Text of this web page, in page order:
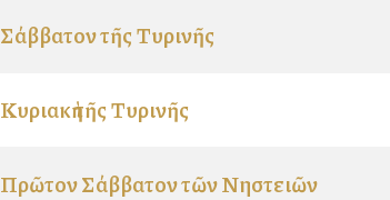
Σάββατον τῆς Τυρινῆς
Κυριακὴ τῆς Τυρινῆς
Πρῶτον Σάββατον τῶν Νηστειῶν